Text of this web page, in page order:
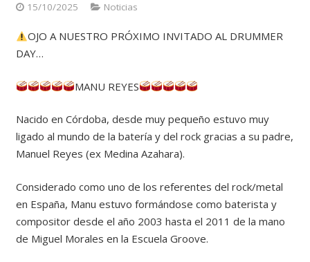
15/10/2025 Noticias
OJO A NUESTRO PRÓXIMO INVITADO AL DRUMMER
DAY…
MANU REYES
Nacido en Córdoba, desde muy pequeño estuvo muy
ligado al mundo de la batería y del rock gracias a su padre,
Manuel Reyes (ex Medina Azahara).
Considerado como uno de los referentes del rock/metal
en España, Manu estuvo formándose como baterista y
compositor desde el año 2003 hasta el 2011 de la mano
de Miguel Morales en la Escuela Groove.